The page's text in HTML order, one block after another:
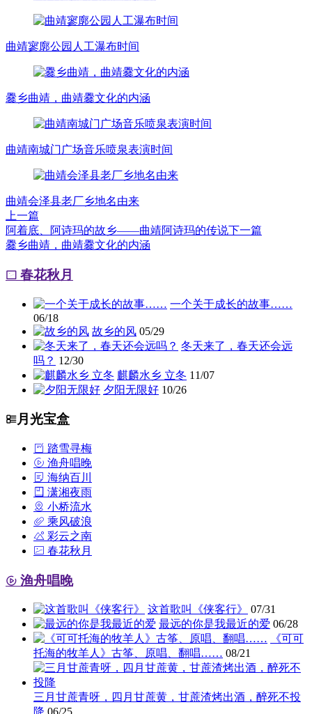
曲靖寥廓公园人工瀑布时间
爨乡曲靖，曲靖爨文化的内涵
曲靖南城门广场音乐喷泉表演时间
曲靖会泽县老厂乡地名由来
上一篇
阿着底、阿诗玛的故乡——曲靖阿诗玛的传说下一篇
爨乡曲靖，曲靖爨文化的内涵
春花秋月
一个关于成长的故事……
06/18
故乡的风 05/29
冬天来了，春天还会远
吗？ 12/30
麒麟水乡 立冬 11/07
夕阳无限好 10/26
月光宝盒
踏雪寻梅
渔舟唱晚
海纳百川
潇湘夜雨
小桥流水
乘风破浪
彩云之南
春花秋月
渔舟唱晚
这首歌叫《侠客行》
07/31
最远的你是我最近的爱 06/28
《可可
托海的牧羊人》古筝、原唱、翻唱…… 08/21
三月甘蔗青呀，四月甘蔗黄，甘蔗渣烤出酒，醉死不投